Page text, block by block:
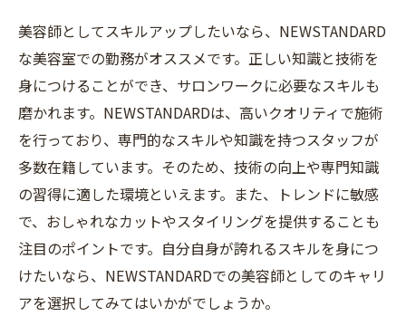
美容師としてスキルアップしたいなら、NEWSTANDARD
な美容室での勤務がオススメです。正しい知識と技術を
身につけることができ、サロンワークに必要なスキルも
磨かれます。NEWSTANDARDは、高いクオリティで施術
を行っており、専門的なスキルや知識を持つスタッフが
多数在籍しています。そのため、技術の向上や専門知識
の習得に適した環境といえます。また、トレンドに敏感
で、おしゃれなカットやスタイリングを提供することも
注目のポイントです。自分自身が誇れるスキルを身につ
けたいなら、NEWSTANDARDでの美容師としてのキャリ
アを選択してみてはいかがでしょうか。